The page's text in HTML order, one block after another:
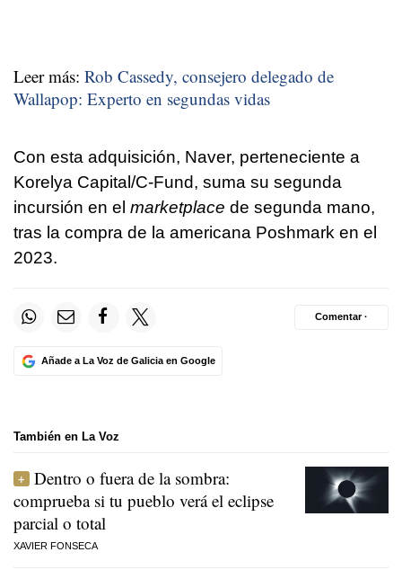
Leer más: Rob Cassedy, consejero delegado de
Wallapop: Experto en segundas vidas
Con esta adquisición, Naver, perteneciente a
Korelya Capital/C-Fund, suma su segunda
incursión en el marketplace de segunda mano,
tras la compra de la americana Poshmark en el
2023.
Añade a La Voz de Galicia en Google
Comentar ·
También en La Voz
Dentro o fuera de la sombra:
comprueba si tu pueblo verá el eclipse
parcial o total
XAVIER FONSECA